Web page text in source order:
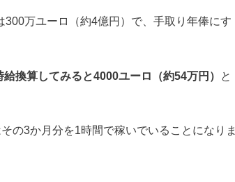
万ユーロ（約4億円）で、手取り年俸にす
給換算してみると4000ユーロ（約54万円）
と
の3か月分を1時間で稼いでいることになりま